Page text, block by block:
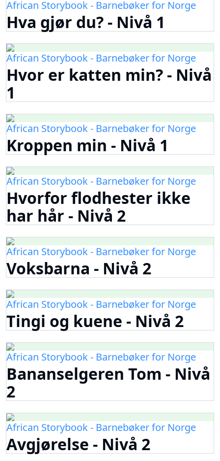
African Storybook - Barnebøker for Norge
Hva gjør du? - Nivå 1
African Storybook - Barnebøker for Norge
Hvor er katten min? - Nivå
1
African Storybook - Barnebøker for Norge
Kroppen min - Nivå 1
African Storybook - Barnebøker for Norge
Hvorfor flodhester ikke
har hår - Nivå 2
African Storybook - Barnebøker for Norge
Voksbarna - Nivå 2
African Storybook - Barnebøker for Norge
Tingi og kuene - Nivå 2
African Storybook - Barnebøker for Norge
Bananselgeren Tom - Nivå
2
African Storybook - Barnebøker for Norge
Avgjørelse - Nivå 2